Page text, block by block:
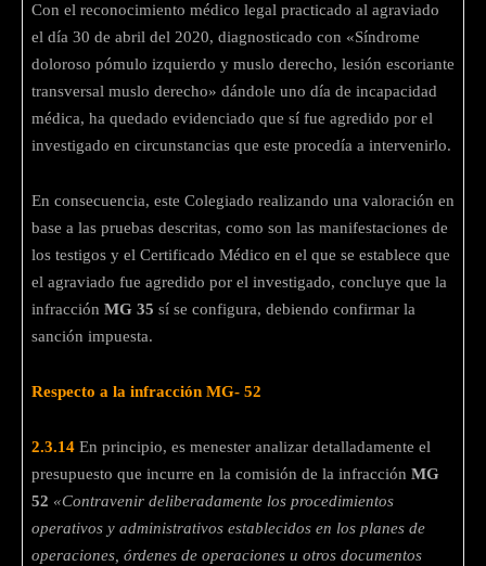
Con el reconocimiento médico legal practicado al agraviado
el día 30 de abril del 2020, diagnosticado con «Síndrome
doloroso pómulo izquierdo y muslo derecho, lesión escoriante
transversal muslo derecho» dándole uno día de incapacidad
médica, ha quedado evidenciado que sí fue agredido por el
investigado en circunstancias que este procedía a intervenirlo.
En consecuencia, este Colegiado realizando una valoración en
base a las pruebas descritas, como son las manifestaciones de
los testigos y el Certificado Médico en el que se establece que
el agraviado fue agredido por el investigado, concluye que la
infracción MG 35 sí se configura, debiendo confirmar la
sanción impuesta.
Respecto a la infracción MG- 52
2.3.14 En principio, es menester analizar detalladamente el
presupuesto que incurre en la comisión de la infracción MG
52 «Contravenir deliberadamente los procedimientos
operativos y administrativos establecidos en los planes de
operaciones, órdenes de operaciones u otros documentos